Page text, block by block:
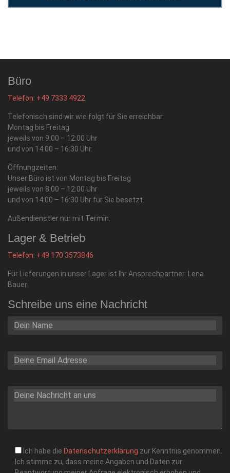
Büro
Telefon: +49 7333 4922
Telefonisch sind wir wie folgt für Sie erreichbar:
Montag bis Freitag
jeweils von 9:00 – 12:00 Uhr
und von 14:00 – 16:30 Uhr.
Öffnungzeiten:
Unser Büro ist von Montag bis Freitag
jeweils von 8:00 – 12:00 Uhr
und von 14:00 – 16:30 Uhr für Sie besetzt.
Außendienstler nur mit Termin.
Lager & Betrieb
Telefon: +49 170 3573846
Für Lieferungen in unser Lager ist Ihr Ansprechpartner: Lena
Bauer
Schreibe uns eine Nachricht
Ich habe die Datenschutzerklärung zur Kenntnis genommen.
Ich stimme zu, dass meine Angaben und Daten zur